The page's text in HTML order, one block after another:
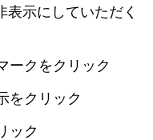
示にしていただく
ークをクリック
をクリック
ック